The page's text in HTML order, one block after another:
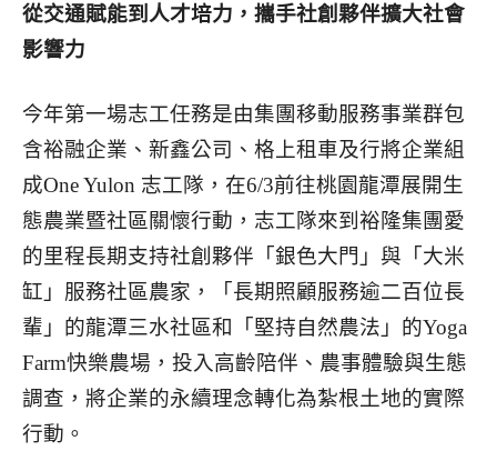
從交通賦能到人才培力，攜手社創夥伴擴大社會
影響力
今年第一場志工任務是由集團移動服務事業群包
含裕融企業、新鑫公司、格上租車及行將企業組
成One Yulon 志工隊，在6/3前往桃園龍潭展開生
態農業暨社區關懷行動，志工隊來到裕隆集團愛
的里程長期支持社創夥伴「銀色大門」與「大米
缸」服務社區農家，「長期照顧服務逾二百位長
輩」的龍潭三水社區和「堅持自然農法」的Yoga
Farm快樂農場，投入高齡陪伴、農事體驗與生態
調查，將企業的永續理念轉化為紮根土地的實際
行動。